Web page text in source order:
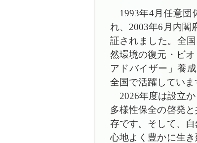
1993年4月任意団
れ、2003年6月内
証されました。全
然環境の復元・ビ
アドバイザー」養
全国で活躍していま
2026年度は設立か
多様性保全の啓発
存です。そして、
心地よく豊かに生